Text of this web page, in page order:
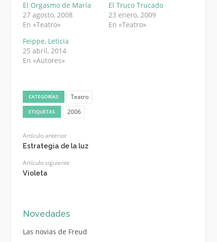
El Orgasmo de María
27 agosto, 2008
En «Teatro»
El Truco Trucado
23 enero, 2009
En «Teatro»
Feippe, Leticia
25 abril, 2014
En «Autores»
CATEGORÍAS Teatro
ETIQUETAS 2006
Artículo anterior
Estrategia de la luz
Artículo siguiente
Violeta
Novedades
Las novias de Freud